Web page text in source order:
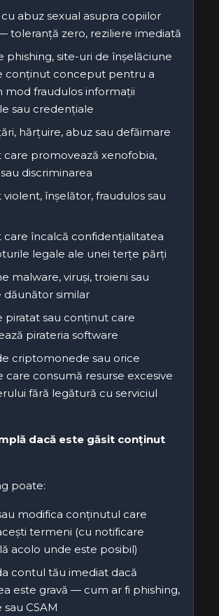
abuz sexual asupra copiilor
toleranță zero, reziliere imediată
phishing, site-uri de înșelăciune
conținut conceput pentru a
mod fraudulos informații
sau credențiale
hărțuire, abuz sau defăimare
care promovează xenofobia,
discriminarea
înșelător, fraudulos sau
care încalcă confidențialitatea
legale ale unei terțe părți
malware, viruși, troieni sau
dăunător similar
piratat sau conținut care
pirateria software
criptomonede sau orice
care consumă resurse excesive
fără legătură cu serviciul
dacă este găsit conținut
poate:
modifica conținutul care
termeni (cu notificare
acolo unde este posibil)
contul tău imediat dacă
este gravă — cum ar fi phishing,
CSAM